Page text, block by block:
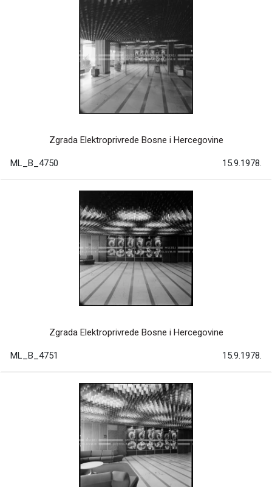
Zgrada Elektroprivrede Bosne i Hercegovine
ML_B_4750 15.9.1978.
Zgrada Elektroprivrede Bosne i Hercegovine
ML_B_4751 15.9.1978.